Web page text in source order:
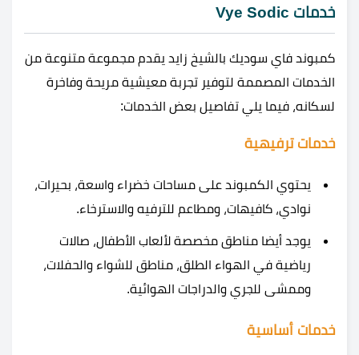
خدمات Vye Sodic
كمبوند فاي سوديك بالشيخ زايد يقدم مجموعة متنوعة من
الخدمات المصممة لتوفير تجربة معيشية مريحة وفاخرة
لسكانه، فيما يلي تفاصيل بعض الخدمات:
خدمات ترفيهية
يحتوي الكمبوند على مساحات خضراء واسعة، بحيرات،
نوادي، كافيهات، ومطاعم للترفيه والاسترخاء​​.
يوجد أيضا مناطق مخصصة لألعاب الأطفال، صالات
رياضية في الهواء الطلق، مناطق للشواء والحفلات،
وممشى للجري والدراجات الهوائية​​.
خدمات أساسية